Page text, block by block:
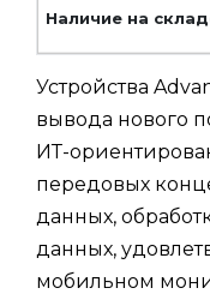
Устройства
вывода нового
ИТ-
передовых
данных,
данных,
мобильном